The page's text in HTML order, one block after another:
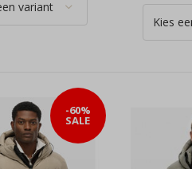
-60%
SALE